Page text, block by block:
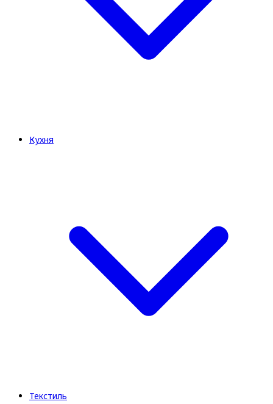
Кухня
Текстиль